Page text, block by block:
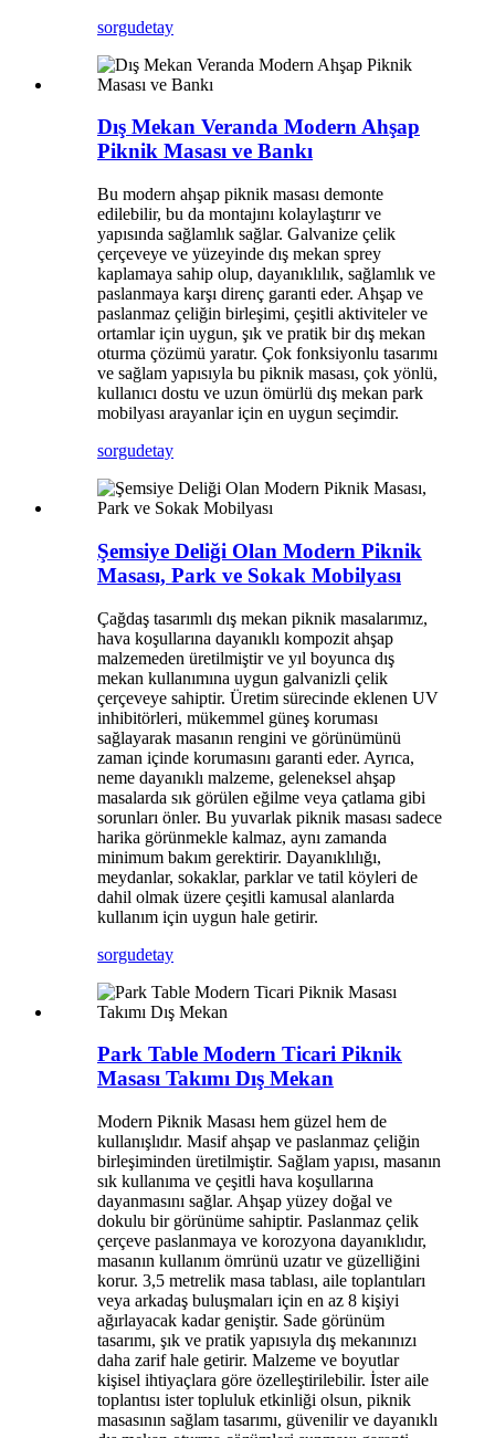
sorgudetay
Dış Mekan Veranda Modern Ahşap
Piknik Masası ve Bankı
Bu modern ahşap piknik masası demonte
edilebilir, bu da montajını kolaylaştırır ve
yapısında sağlamlık sağlar. Galvanize çelik
çerçeveye ve yüzeyinde dış mekan sprey
kaplamaya sahip olup, dayanıklılık, sağlamlık ve
paslanmaya karşı direnç garanti eder. Ahşap ve
paslanmaz çeliğin birleşimi, çeşitli aktiviteler ve
ortamlar için uygun, şık ve pratik bir dış mekan
oturma çözümü yaratır. Çok fonksiyonlu tasarımı
ve sağlam yapısıyla bu piknik masası, çok yönlü,
kullanıcı dostu ve uzun ömürlü dış mekan park
mobilyası arayanlar için en uygun seçimdir.
sorgudetay
Şemsiye Deliği Olan Modern Piknik
Masası, Park ve Sokak Mobilyası
Çağdaş tasarımlı dış mekan piknik masalarımız,
hava koşullarına dayanıklı kompozit ahşap
malzemeden üretilmiştir ve yıl boyunca dış
mekan kullanımına uygun galvanizli çelik
çerçeveye sahiptir. Üretim sürecinde eklenen UV
inhibitörleri, mükemmel güneş koruması
sağlayarak masanın rengini ve görünümünü
zaman içinde korumasını garanti eder. Ayrıca,
neme dayanıklı malzeme, geleneksel ahşap
masalarda sık görülen eğilme veya çatlama gibi
sorunları önler. Bu yuvarlak piknik masası sadece
harika görünmekle kalmaz, aynı zamanda
minimum bakım gerektirir. Dayanıklılığı,
meydanlar, sokaklar, parklar ve tatil köyleri de
dahil olmak üzere çeşitli kamusal alanlarda
kullanım için uygun hale getirir.
sorgudetay
Park Table Modern Ticari Piknik
Masası Takımı Dış Mekan
Modern Piknik Masası hem güzel hem de
kullanışlıdır. Masif ahşap ve paslanmaz çeliğin
birleşiminden üretilmiştir. Sağlam yapısı, masanın
sık kullanıma ve çeşitli hava koşullarına
dayanmasını sağlar. Ahşap yüzey doğal ve
dokulu bir görünüme sahiptir. Paslanmaz çelik
çerçeve paslanmaya ve korozyona dayanıklıdır,
masanın kullanım ömrünü uzatır ve güzelliğini
korur. 3,5 metrelik masa tablası, aile toplantıları
veya arkadaş buluşmaları için en az 8 kişiyi
ağırlayacak kadar geniştir. Sade görünüm
tasarımı, şık ve pratik yapısıyla dış mekanınızı
daha zarif hale getirir. Malzeme ve boyutlar
kişisel ihtiyaçlara göre özelleştirilebilir. İster aile
toplantısı ister topluluk etkinliği olsun, piknik
masasının sağlam tasarımı, güvenilir ve dayanıklı